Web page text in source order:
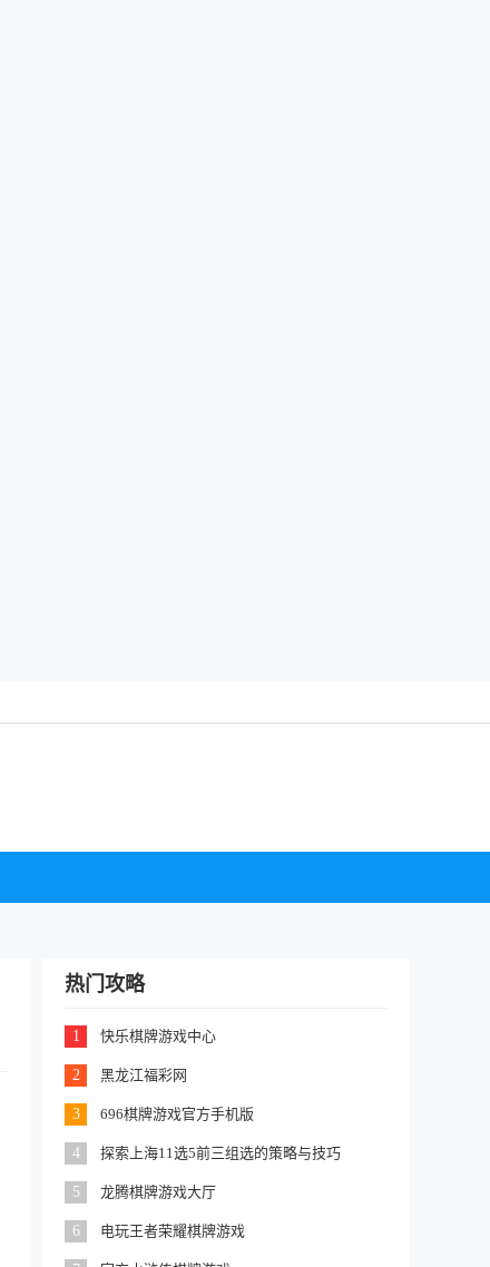
热门攻略
1 快乐棋牌游戏中心
2 黑龙江福彩网
3 696棋牌游戏官方手机版
4 探索上海11选5前三组选的策略与技巧
5 龙腾棋牌游戏大厅
6 电玩王者荣耀棋牌游戏